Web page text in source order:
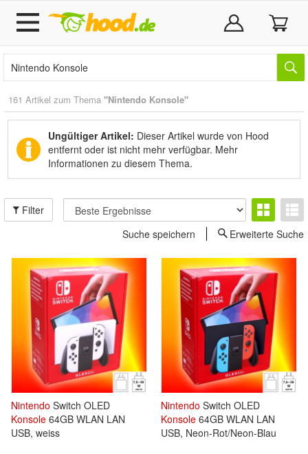
161 Artikel zum Thema "Nintendo Konsole"
Ungültiger Artikel: Dieser Artikel wurde von Hood
entfernt oder ist nicht mehr verfügbar. Mehr
Informationen zu diesem Thema.
Filter
Suche speichern
Erweiterte Suche
Nintendo Switch OLED
Konsole 64GB WLAN LAN
USB, weiss
Nintendo Switch OLED
Konsole 64GB WLAN LAN
USB, Neon-Rot/Neon-Blau